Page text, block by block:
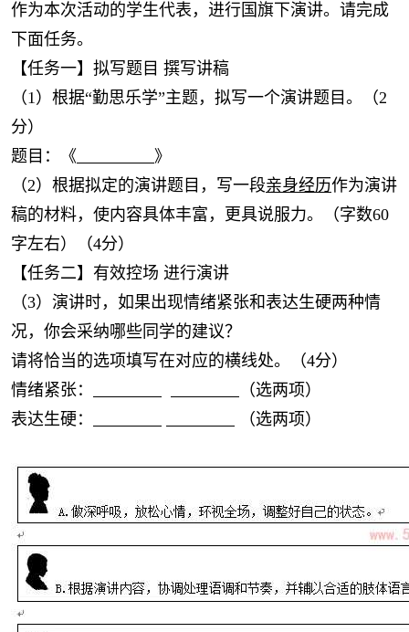
作为本次活动的学生代表，进行国旗下演讲。请完成
下面任务。
【任务一】拟写题目 撰写讲稿
（1）根据“勤思乐学”主题，拟写一个演讲题目。（2
分）
题目：《
》
（2）根据拟定的演讲题目，写一段亲身经历作为演讲
稿的材料，使内容具体丰富，更具说服力。（字数60
字左右）（4分）
【任务二】有效控场 进行演讲
（3）演讲时，如果出现情绪紧张和表达生硬两种情
况，你会采纳哪些同学的建议？
请将恰当的选项填写在对应的横线处。（4分）
情绪紧张：
（选两项）
表达生硬：
（选两项）